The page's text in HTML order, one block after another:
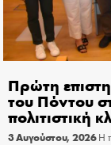
Πρώτη
του Πόντου
πολιτιστική
3 Αυγούστου, 2026 Η